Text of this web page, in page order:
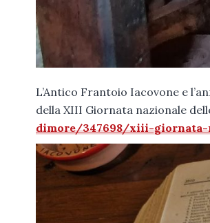
L’Antico Frantoio Iacovone e
della XIII Giornata nazionale
dimore/347698/xiii-giornata-